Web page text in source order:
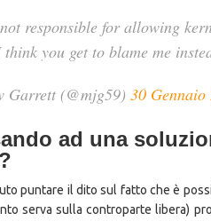
responsible for allowing
you get to blame me
(@mjg59) 30 Gennaio
ad una
puntare il dito sul fatto che è
serva sulla controparte libera)